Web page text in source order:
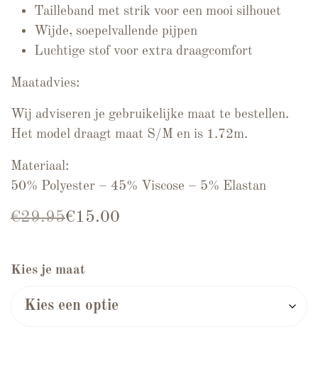
Tailleband met strik voor een mooi silhouet
Wijde, soepelvallende pijpen
Luchtige stof voor extra draagcomfort
Maatadvies:
Wij adviseren je gebruikelijke maat te bestellen.
Het model draagt maat S/M en is 1.72m.
Materiaal:
50% Polyester – 45% Viscose – 5% Elastan
€29.95
Oorspronkelijke prijs was: €29.95.
€15.00
Huidige prijs is: €15.00.
Kies je maat